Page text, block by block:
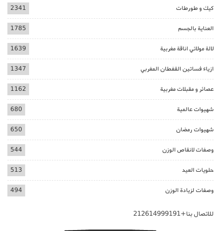
كيك و طورطات 2341
العناية بالجسم 1785
لالة مولاتي اناقة مغربية 1639
ازياء فساتين القفطان المغربي 1347
عصائر و مقبلات مغربية 1162
شهيوات عالمية 680
شهيوات رمضان 650
وصفات لانقاص الوزن 544
حلويات العيد 513
وصفات لزيادة الوزن 494
للاتصال بنا+212614999191